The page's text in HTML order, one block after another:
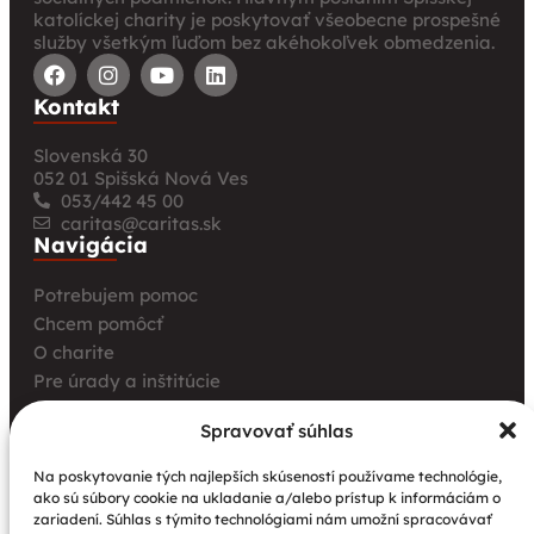
Spravovať súhlas
Na poskytovanie tých najlepších skúseností používame technológie,
ako sú súbory cookie na ukladanie a/alebo prístup k informáciám o
zariadení. Súhlas s týmito technológiami nám umožní spracovávať
katolíckej charity je poskytovať všeobecne prospešné
služby všetkým ľuďom bez akéhokoľvek obmedzenia.
Kontakt
Slovenská 30
052 01 Spišská Nová Ves
053/442 45 00
caritas@caritas.sk
Navigácia
Potrebujem pomoc
Chcem pomôcť
O charite
Pre úrady a inštitúcie
Farské charity
Aktuality
Charita bez hraníc: Stretnutie Spišskej katolíckej